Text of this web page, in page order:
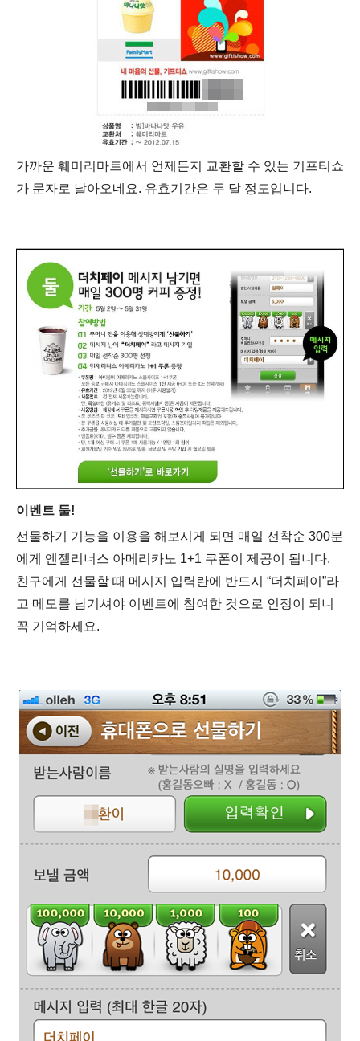
가까운 훼미리마트에서 언제든지 교환할 수 있는 기프티쇼
가 문자로 날아오네요. 유효기간은 두 달 정도입니다.
이벤트 둘!
선물하기 기능을 이용을 해보시게 되면 매일 선착순 300분
에게 엔젤리너스 아메리카노 1+1 쿠폰이 제공이 됩니다.
친구에게 선물할 때 메시지 입력란에 반드시 “더치페이”라
고 메모를 남기셔야 이벤트에 참여한 것으로 인정이 되니
꼭 기억하세요.